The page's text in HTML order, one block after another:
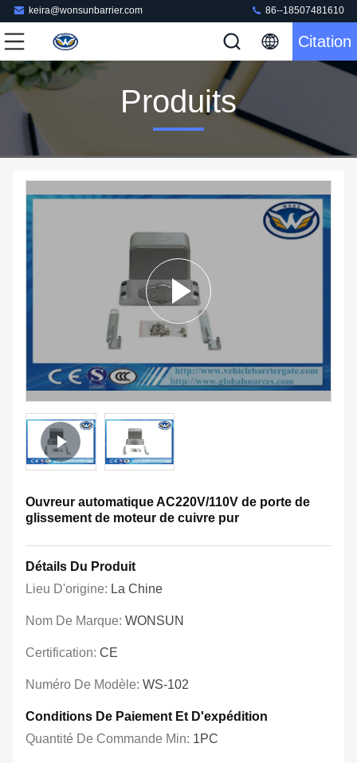
keira@wonsunbarrier.com 86--18507481610
Citation
Produits
Ouvreur automatique AC220V/110V de porte de
glissement de moteur de cuivre pur
Détails Du Produit
Lieu D'origine: La Chine
Nom De Marque: WONSUN
Certification: CE
Numéro De Modèle: WS-102
Conditions De Paiement Et D'expédition
Quantité De Commande Min: 1PC